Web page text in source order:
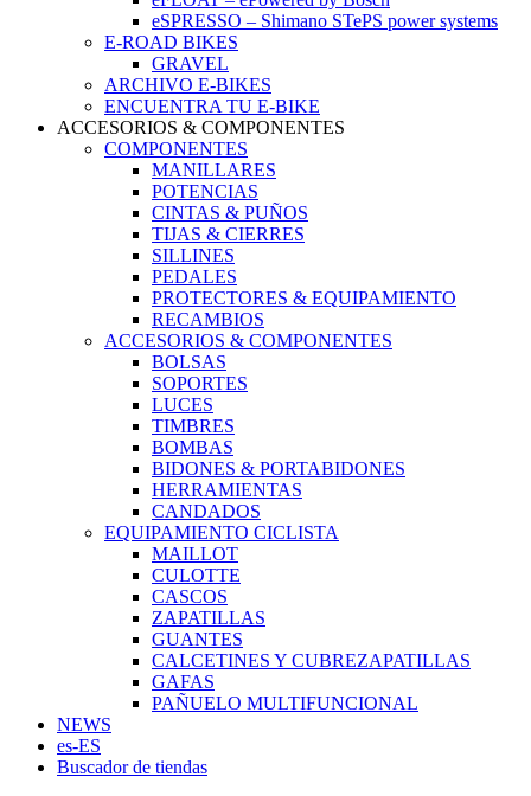
eSPRESSO – Shimano STePS power systems
E-ROAD BIKES
GRAVEL
ARCHIVO E-BIKES
ENCUENTRA TU E-BIKE
ACCESORIOS & COMPONENTES
COMPONENTES
MANILLARES
POTENCIAS
CINTAS & PUÑOS
TIJAS & CIERRES
SILLINES
PEDALES
PROTECTORES & EQUIPAMIENTO
RECAMBIOS
ACCESORIOS & COMPONENTES
BOLSAS
SOPORTES
LUCES
TIMBRES
BOMBAS
BIDONES & PORTABIDONES
HERRAMIENTAS
CANDADOS
EQUIPAMIENTO CICLISTA
MAILLOT
CULOTTE
CASCOS
ZAPATILLAS
GUANTES
CALCETINES Y CUBREZAPATILLAS
GAFAS
PAÑUELO MULTIFUNCIONAL
NEWS
es-ES
Buscador de tiendas